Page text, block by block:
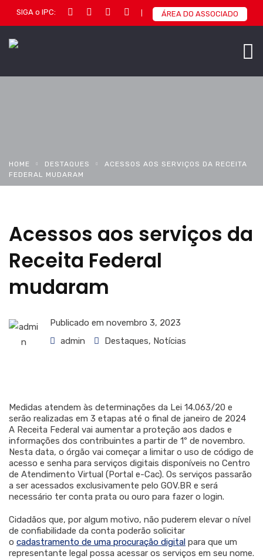
SIGA o IPC: ÁREA DO ASSOCIADO
HOME DESTAQUES
ACESSOS AOS SERVIÇOS DA RECEITA
FEDERAL MUDARAM
Acessos aos serviços da
Receita Federal
mudaram
Publicado em novembro 3, 2023
admin
Destaques, Notícias
Medidas atendem às determinações da Lei 14.063/20 e
serão realizadas em 3 etapas até o final de janeiro de 2024
A Receita Federal vai aumentar a proteção aos dados e
informações dos contribuintes a partir de 1º de novembro.
Nesta data, o órgão vai começar a limitar o uso de código de
acesso e senha para serviços digitais disponíveis no Centro
de Atendimento Virtual (Portal e-Cac). Os serviços passarão
a ser acessados exclusivamente pelo GOV.BR e será
necessário ter conta prata ou ouro para fazer o login.
Cidadãos que, por algum motivo, não puderem elevar o nível
de confiabilidade da conta poderão solicitar
o cadastramento de uma procuração digital para que um
representante legal possa acessar os serviços em seu nome.